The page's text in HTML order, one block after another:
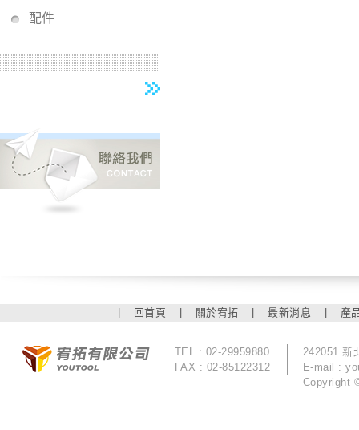
配件
回首頁 關於宥拓 最新消息 產
TEL : 02-29959880
FAX : 02-85122312
242051 新
E-mail :
Copyright